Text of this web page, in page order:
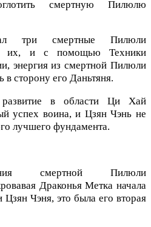
смертную Пилюлю
три смертные Пилюли
их, и с помощью Техники
энергия из смертной Пилюли
в сторону его Даньтяня.
развитие в области Ци Хай
успех воина, и Цзян Чэнь не
лучшего фундамента.
смертной Пилюли
Драконья Метка начала
Чэня, это была его вторая